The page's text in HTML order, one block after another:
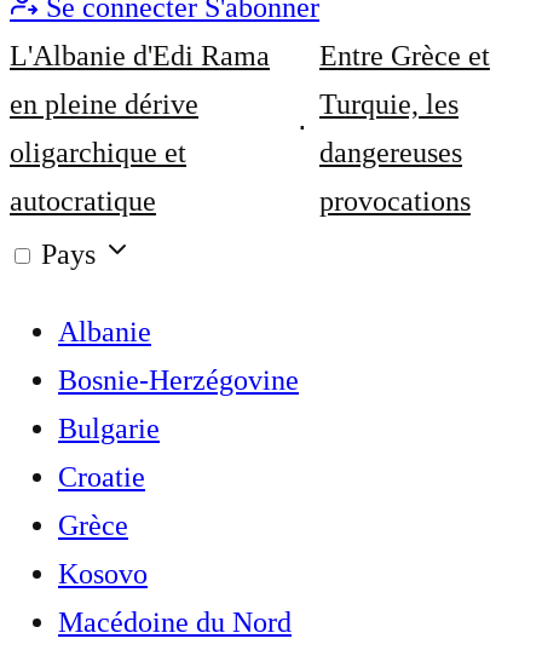
Se connecter S'abonner
L'Albanie d'Edi Rama
en pleine dérive
oligarchique et
autocratique
Entre Grèce et
Turquie, les
dangereuses
provocations
Pays
Albanie
Bosnie-Herzégovine
Bulgarie
Croatie
Grèce
Kosovo
Macédoine du Nord